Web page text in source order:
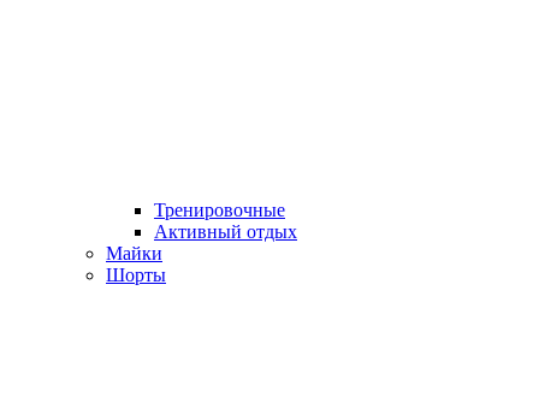
Тренировочные
Активный отдых
Майки
Шорты